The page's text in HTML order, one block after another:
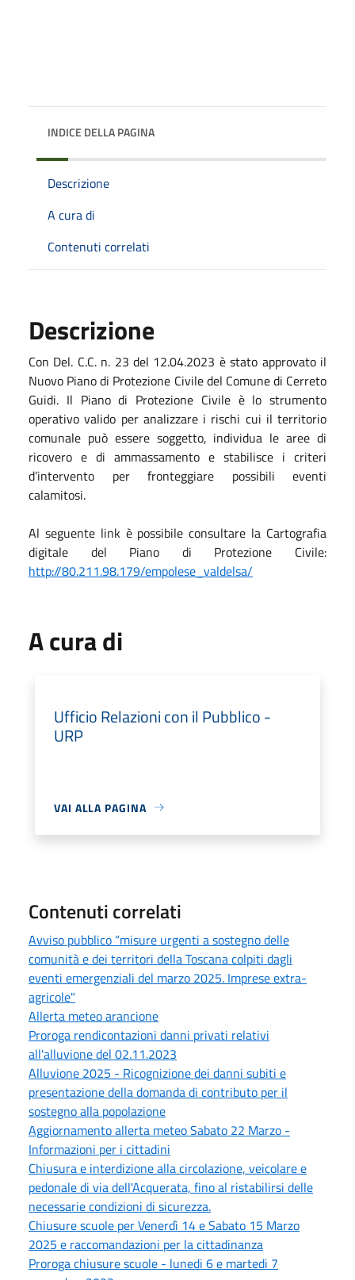
INDICE DELLA PAGINA
Descrizione
A cura di
Contenuti correlati
Descrizione
Con Del. C.C. n. 23 del 12.04.2023 è stato approvato il
Nuovo Piano di Protezione Civile del Comune di Cerreto
Guidi. Il Piano di Protezione Civile è lo strumento
operativo valido per analizzare i rischi cui il territorio
comunale può essere soggetto, individua le aree di
ricovero e di ammassamento e stabilisce i criteri
d’intervento per fronteggiare possibili eventi
calamitosi.
Al seguente link è possibile consultare la Cartografia
digitale del Piano di Protezione Civile:
http://80.211.98.179/empolese_valdelsa/
A cura di
Ufficio Relazioni con il Pubblico -
URP
VAI ALLA PAGINA
Contenuti correlati
Avviso pubblico “misure urgenti a sostegno delle
comunità e dei territori della Toscana colpiti dagli
eventi emergenziali del marzo 2025. Imprese extra-
agricole"
Allerta meteo arancione
Proroga rendicontazioni danni privati relativi
all'alluvione del 02.11.2023
Alluvione 2025 - Ricognizione dei danni subiti e
presentazione della domanda di contributo per il
sostegno alla popolazione
Aggiornamento allerta meteo Sabato 22 Marzo -
Informazioni per i cittadini
Chiusura e interdizione alla circolazione, veicolare e
pedonale di via dell'Acquerata, fino al ristabilirsi delle
necessarie condizioni di sicurezza.
Chiusure scuole per Venerdì 14 e Sabato 15 Marzo
2025 e raccomandazioni per la cittadinanza
Proroga chiusure scuole - lunedi 6 e martedi 7